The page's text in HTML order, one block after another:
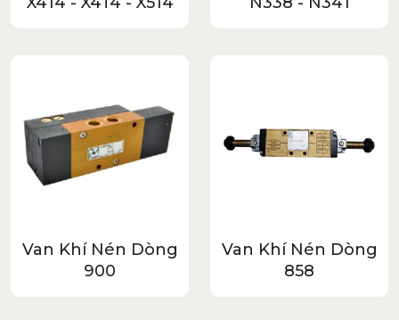
Van Khí Nén Dòng
900
Van Khí Nén Dòng
858